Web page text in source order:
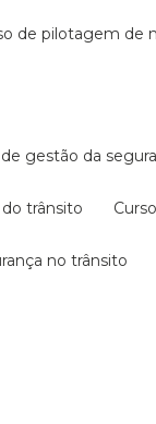
de pilotagem de
de gestão da
trânsito
no trânsito